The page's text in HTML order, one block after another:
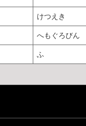
けつえき
へもぐろびん
ふ